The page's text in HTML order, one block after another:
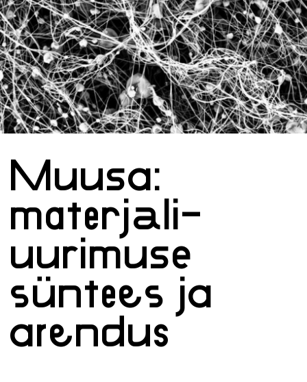
Muusa:
materjali-
uurimuse
süntees ja
arendus